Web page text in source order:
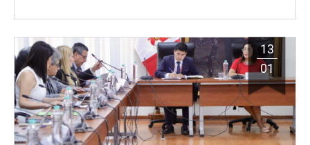
13
01